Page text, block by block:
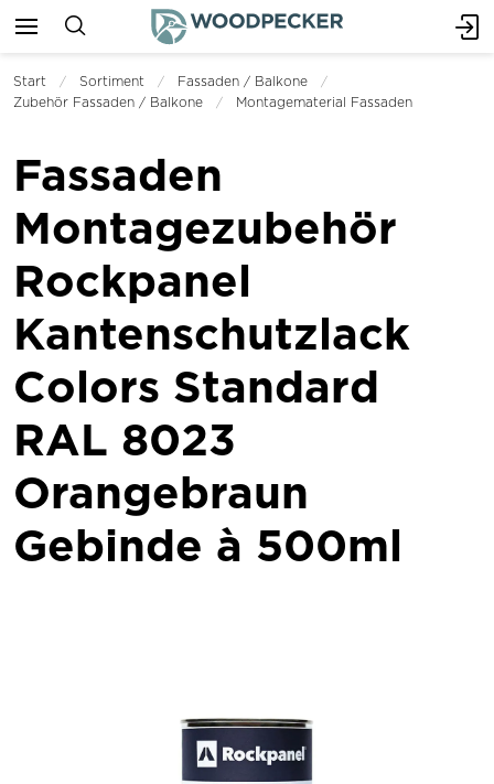
Start Sortiment
Fassaden / Balkone
Zubehör Fassaden / Balkone
Montagematerial Fassaden
Fassaden
Montagezubehör
Rockpanel
Kantenschutzlack
Colors Standard
RAL 8023
Orangebraun
Gebinde à 500ml